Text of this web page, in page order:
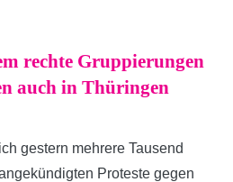
rechte Gruppierungen
auch in Thüringen
gestern mehrere Tausend
Proteste gegen